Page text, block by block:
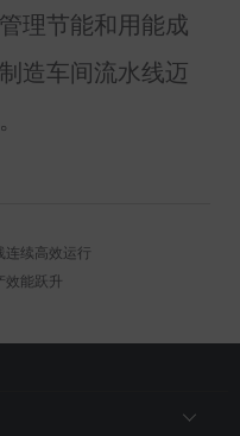
理节能和用能成
造车间流水线迈
连续高效运行
效能跃升